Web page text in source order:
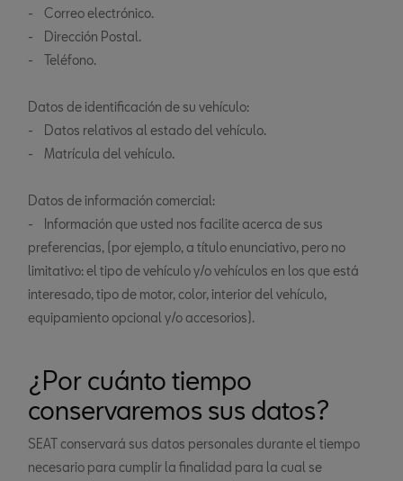
- Correo electrónico.
- Dirección Postal.
- Teléfono.
Datos de identificación de su vehículo:
- Datos relativos al estado del vehículo.
- Matrícula del vehículo.
Datos de información comercial:
- Información que usted nos facilite acerca de sus
preferencias, (por ejemplo, a título enunciativo, pero no
limitativo: el tipo de vehículo y/o vehículos en los que está
interesado, tipo de motor, color, interior del vehículo,
equipamiento opcional y/o accesorios).
¿Por cuánto tiempo
conservaremos sus datos?
SEAT conservará sus datos personales durante el tiempo
necesario para cumplir la finalidad para la cual se